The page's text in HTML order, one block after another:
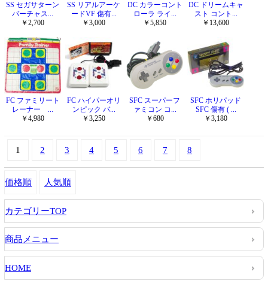
SS セガサターン
バーチャス...
￥2,700
SS リアルアーケ
ードVF 傷有...
￥3,000
DC カラーコント
ローラ ライ...
￥5,850
DC ドリームキャ
スト コント...
￥13,600
FC ファミリート
レーナー ...
￥4,980
FC ハイパーオリ
ンピック バ...
￥3,250
SFC スーパーフ
ァミコン コ...
￥680
SFC ホリパッド
SFC 傷有 ( ...
￥3,180
1 2 3 4 5 6 7 8
価格順 人気順
カテゴリーTOP
商品メニュー
HOME